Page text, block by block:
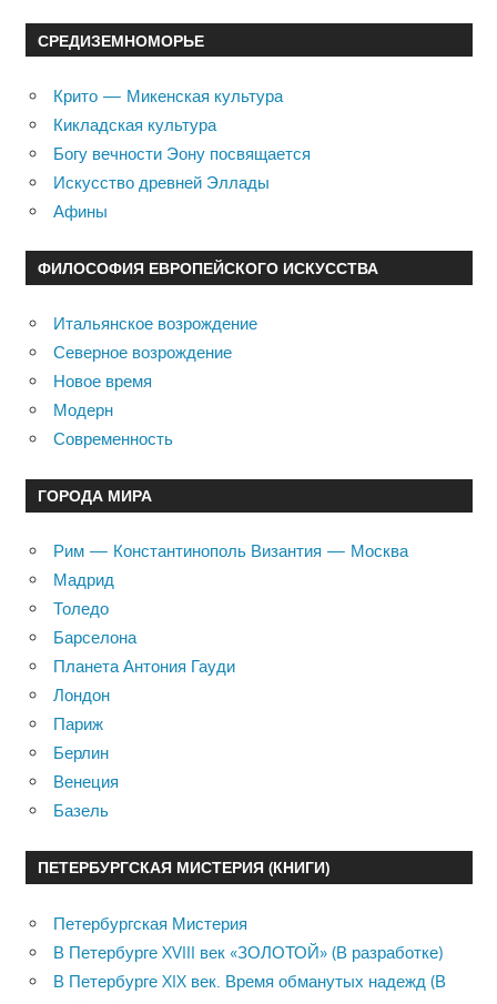
СРЕДИЗЕМНОМОРЬЕ
Крито — Микенская культура
Кикладская культура
Богу вечности Эону посвящается
Искусство древней Эллады
Афины
ФИЛОСОФИЯ ЕВРОПЕЙСКОГО ИСКУССТВА
Итальянское возрождение
Северное возрождение
Новое время
Модерн
Современность
ГОРОДА МИРА
Рим — Константинополь Византия — Москва
Мадрид
Толедо
Барселона
Планета Антония Гауди
Лондон
Париж
Берлин
Венеция
Базель
ПЕТЕРБУРГСКАЯ МИСТЕРИЯ (КНИГИ)
Петербургская Мистерия
В Петербурге XVIII век «ЗОЛОТОЙ» (В разработке)
В Петербурге XIX век. Время обманутых надежд (В